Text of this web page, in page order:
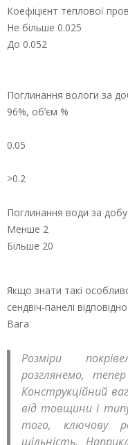
Коефіцієнт теплової
Не більше 0.025
До 0.052
Поглинання вологи за
96%, об’єм %
0.05
>0.2
Поглинання води за
Менше 2
Більше 20
Якщо знати такі
сендвіч-панелі
Вага
Розміри
розглянемо,
Конструкційний
від товщини і
того, ключову
щільність.